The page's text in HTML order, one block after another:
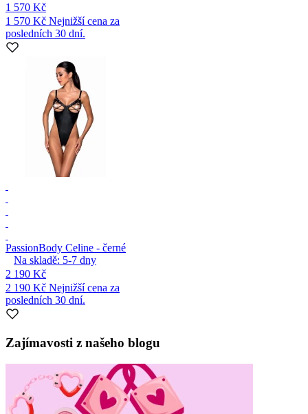
1 570 Kč
1 570 Kč Nejnižší cena za
posledních 30 dní.
PassionBody Celine - černé
Na skladě: 5-7 dny
2 190 Kč
2 190 Kč Nejnižší cena za
posledních 30 dní.
Zajímavosti z našeho blogu